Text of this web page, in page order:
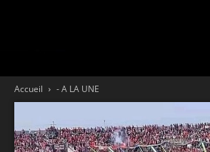
Accueil - A LA UNE